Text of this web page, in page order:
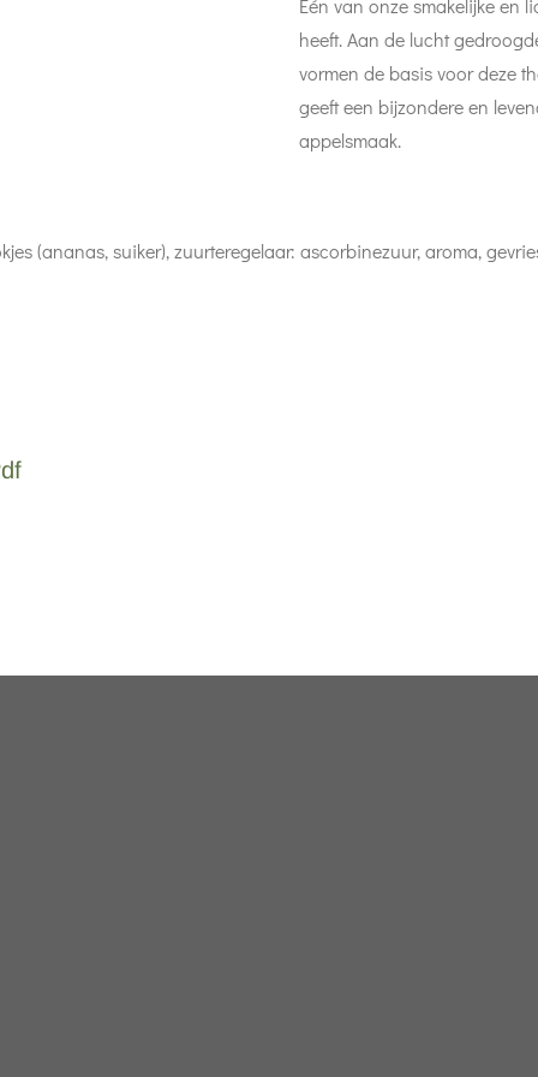
Eén van onze smakelijke en
heeft. Aan de lucht
vormen de basis voor deze
geeft een bijzondere en
appelsmaak.
(ananas, suiker), zuurteregelaar: ascorbinezuur, aroma,